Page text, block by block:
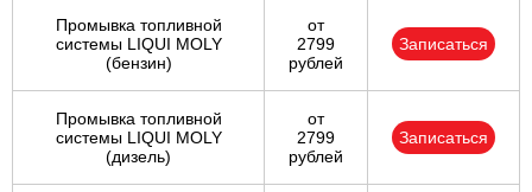
Промывка топливной
системы LIQUI MOLY
(бензин)
от
2799
рублей
Записаться
Промывка топливной
системы LIQUI MOLY
(дизель)
от
2799
рублей
Записаться